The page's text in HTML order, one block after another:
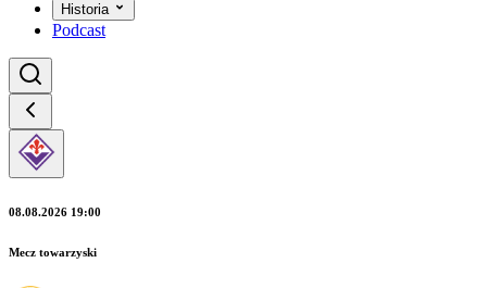
Historia
Podcast
08.08.2026 19:00
Mecz towarzyski